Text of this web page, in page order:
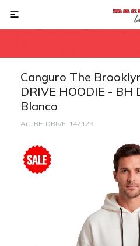

Canguro The
DRIVE HOODIE - BH
Blanco
BH DRIVE-147129